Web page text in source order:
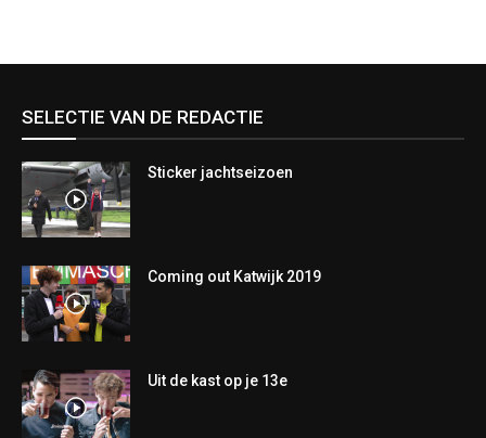
SELECTIE VAN DE REDACTIE
Sticker jachtseizoen
Coming out Katwijk 2019
Uit de kast op je 13e